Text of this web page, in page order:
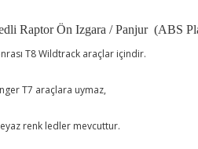
Raptor Ön Izgara / Panjur (ABS
T8 Wildtrack araçlar içindir.
T7 araçlara uymaz,
renk ledler mevcuttur.